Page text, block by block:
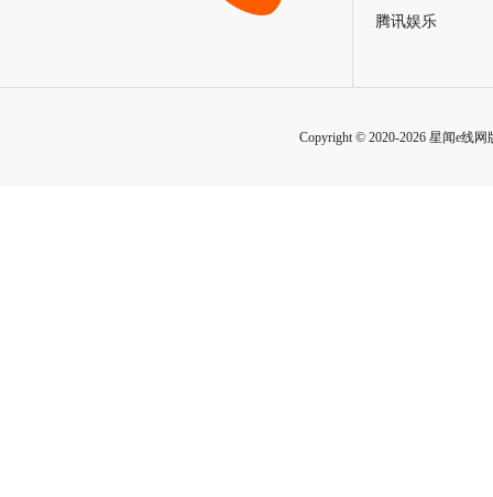
腾讯娱乐
Copyright © 2020-2026 星闻e线